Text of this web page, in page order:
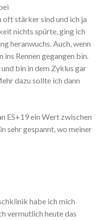
stärker sind und ich ja
nichts spürte, ging ich
heranwuchs. Auch, wenn
Rennen gegangen bin.
bin in dem Zyklus gar
dazu sollte ich dann
ES+19 ein Wert zwischen
sehr gespannt, wo meiner
habe ich mich
vermutlich heute das